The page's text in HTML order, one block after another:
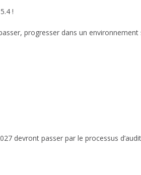
!
progresser dans un
devront passer par le processus